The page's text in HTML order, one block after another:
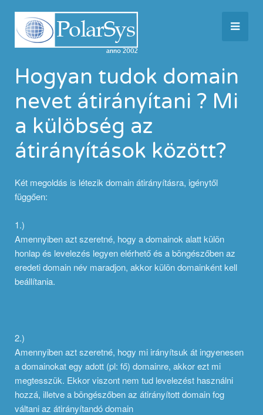
Hogyan tudok domain
nevet átirányítani ? Mi
a külöbség az
átirányítások között?
Két megoldás is létezik domain átirányításra, igénytől
függően:
1.)
Amennyiben azt szeretné, hogy a domainok alatt külön
honlap és levelezés legyen elérhető és a böngészőben az
eredeti domain név maradjon, akkor külön domainként kell
beállítania.
2.)
Amennyiben azt szeretné, hogy mi irányítsuk át ingyenesen
a domainokat egy adott (pl: fő) domainre, akkor ezt mi
megtesszük. Ekkor viszont nem tud levelezést használni
hozzá, illetve a böngészőben az átirányított domain fog
váltani az átirányítandó domain